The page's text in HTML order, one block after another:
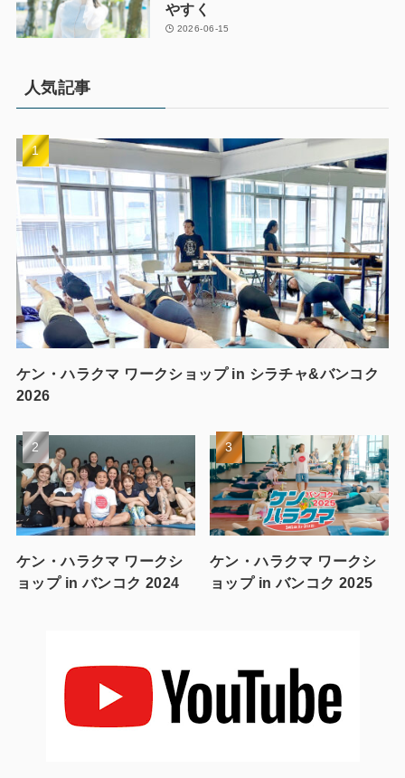
やすく
2026-06-15
人気記事
ケン・ハラクマ ワークショップ in シラチャ&バンコク
2026
ケン・ハラクマ ワークシ
ョップ in バンコク 2024
ケン・ハラクマ ワークシ
ョップ in バンコク 2025